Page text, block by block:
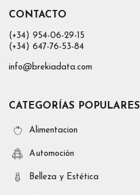
CONTACTO
(+34) 954-06-29-15
(+34) 647-76-53-84
info@brekiadata.com
CATEGORÍAS POPULARES
Alimentacion
Automoción
Belleza y Estética